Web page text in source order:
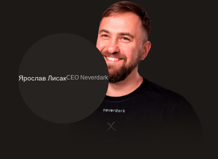
Ярослав ЛисакCEO Neverdark